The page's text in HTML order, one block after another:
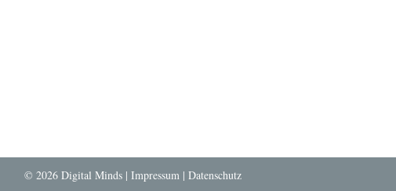
© 2026 Digital Minds | Impressum| Datenschutz